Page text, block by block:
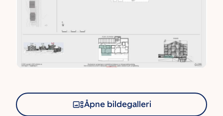
Åpne bildegalleri